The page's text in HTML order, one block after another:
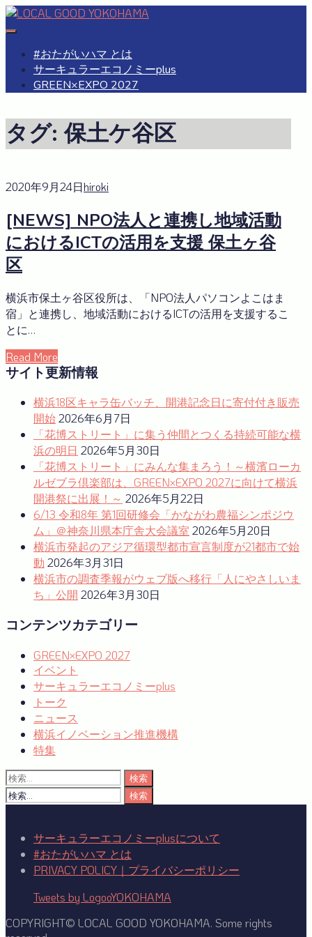
Skip
to
#おたがいハマ とは
サーキュラーエコノミーplus
GREEN×EXPO 2027
タグ:保土ケ谷区
2020年9月24日hiroki
[NEWS] NPO法人と連携し地域活動
におけるICTの活用を支援 保土ヶ谷
区
横浜市保土ヶ谷区役所は、「NPO法人パソコンよこはま
宿」と連携し、地域活動におけるICTの活用を支援するこ
とに…
Read More
サイト更新情報
横浜18区キャラ缶バッチ、開港記念日に寄付付き販売
開始2026年6月7日
「花博ストリート」に集う仲間とつくる持続可能な横
浜の明日 2026年5月30日
「花博ストリート」にみんな集まろう！～横濱ローカ
ルゼブラ倶楽部は、GREEN×EXPO 2027に向けて横浜
開港祭に出展！～ 2026年5月22日
6/13 令和8年 第1回研修会「かながわ農福シンポジウ
ム」＠神奈川県本庁舎大会議室 2026年5月20日
横浜市発起のアジア循環型都市宣言制度が21都市で始
動 2026年3月31日
横浜市の調査季報がウェブ版へ移行「人にやさしいま
ち」公開 2026年3月30日
コンテンツカテゴリー
GREEN×EXPO 2027
イベント
サーキュラーエコノミーplus
トーク
ニュース
横浜イノベーション推進機構
特集
検
索:
検
索:
サーキュラーエコノミーplusについて
#おたがいハマ とは
PRIVACY POLICY｜プライバシーポリシー
Tweets by LogooYOKOHAMA
COPYRIGHT© LOCAL GOOD YOKOHAMA. Some rights